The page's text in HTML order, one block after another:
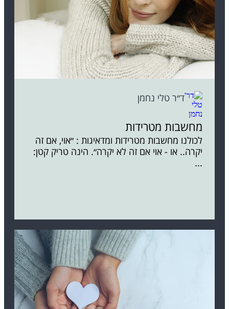
ד״ר טלי נחמן
מחשבות מטרידות
לכולנו מחשבות מטרידות ומדאיגות : ״אוי, אם זה
יקרה.. או - אוי אם זה לא יקרה״. הינה טריק קטן:
...